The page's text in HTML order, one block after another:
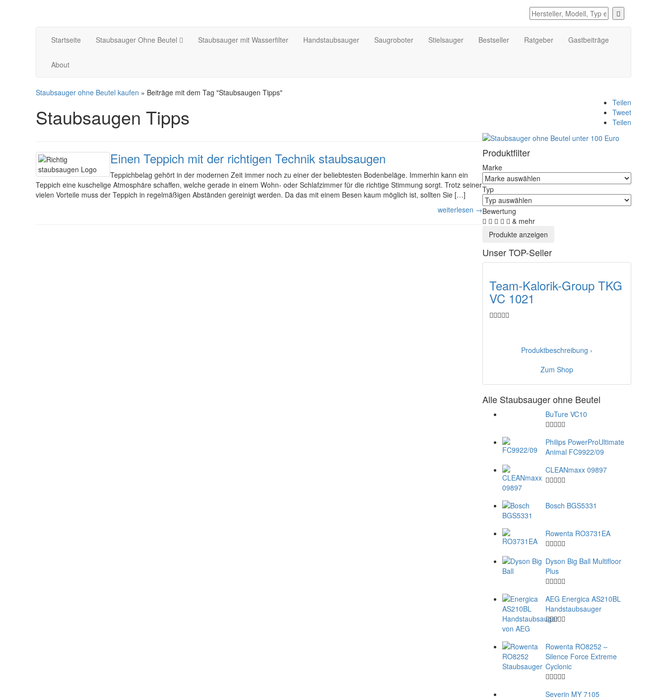
Startseite Staubsauger Ohne Beutel Staubsauger mit Wasserfilter Handstaubsauger Saugroboter Stielsauger Bestseller Ratgeber Gastbeiträge
About
Staubsauger ohne Beutel kaufen » Beiträge mit dem Tag "Staubsaugen Tipps"
Teilen
Tweet
Teilen
Staubsaugen Tipps
Einen Teppich mit der richtigen Technik staubsaugen
Teppichbelag gehört in der modernen Zeit immer noch zu einer der beliebtesten Bodenbeläge. Immerhin kann ein
Teppich eine kuschelige Atmosphäre schaffen, welche gerade in einem Wohn- oder Schlafzimmer für die richtige Stimmung sorgt. Trotz seiner
vielen Vorteile muss der Teppich in regelmäßigen Abständen gereinigt werden. Da das mit einem Besen kaum möglich ist, sollten Sie […]
weiterlesen →
Produktfilter
Marke
Typ
Bewertung
& mehr
Unser TOP-Seller
Team-Kalorik-Group TKG
VC 1021
Produktbeschreibung ›
Zum Shop
Alle Staubsauger ohne Beutel
BuTure VC10
Philips PowerProUltimate
Animal FC9922/09
CLEANmaxx 09897
Bosch BGS5331
Rowenta RO3731EA
Dyson Big Ball Multifloor
Plus
AEG Energica AS210BL
Handstaubsauger
Rowenta RO8252 –
Silence Force Extreme
Cyclonic
Severin MY 7105